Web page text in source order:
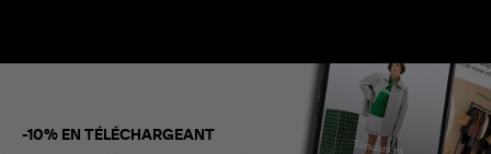
-10% EN TÉLÉCHARGEANT